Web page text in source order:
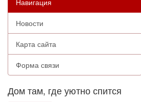
Навигация
Новости
Карта сайта
Форма связи
Дом там, где уютно спится